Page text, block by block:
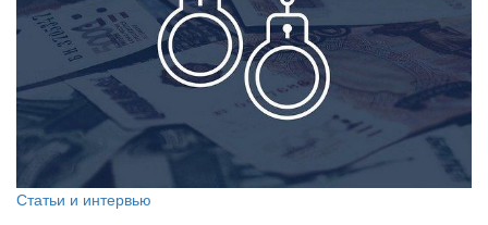
Статьи и интервью